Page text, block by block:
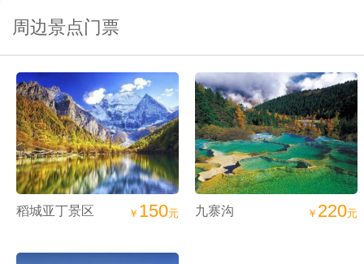
周边景点门票
￥ 150元
稻城亚丁景区 ￥ 220元
九寨沟